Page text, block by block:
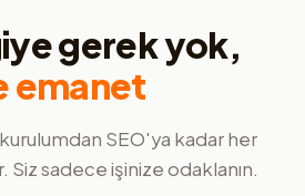
gerek yok,
emanet
SEO'ya kadar her
Siz sadece işinize odaklanın.